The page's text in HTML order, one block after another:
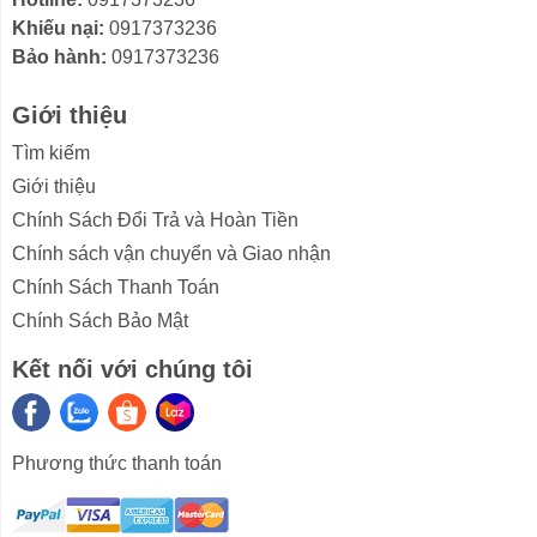
làm việc phù hợp giúp tiết kiệm điện năng nhưng vẫn
mang lại cho bạn trải nghiệm thoải mái cho người dùng.
Trở thành chiếc quạt treo tường với chế độ Fan
Only
để biến chiếc máy lạnh thành chiếc quạt gió với nhiều
cấp độ gió để sử dụng thoải mái vào những ngày thời
tiết thoáng mát.
Khiếu nại: 0917373236
Bảo hành: 0917373236
Giới thiệu
Tìm kiếm
Giới thiệu
Chính Sách Đổi Trả và Hoàn Tiền
Chính sách vận chuyển và Giao nhận
Chính Sách Thanh Toán
Chính Sách Bảo Mật
Kết nối với chúng tôi
Phương thức thanh toán